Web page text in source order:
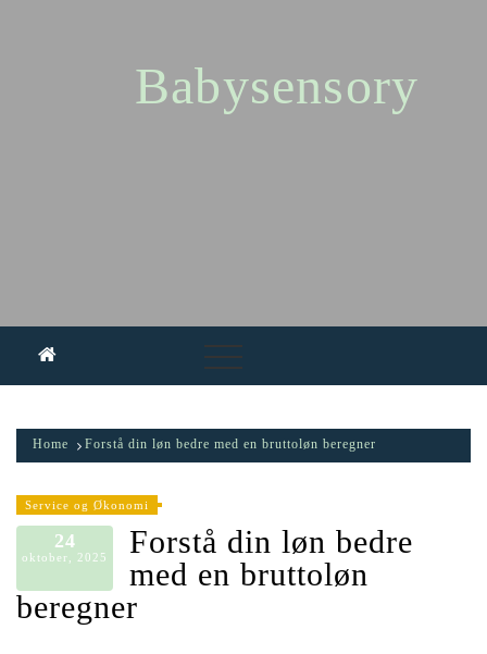
Babysensory
Home Forstå din løn bedre med en bruttoløn beregner
Service og Økonomi
24
oktober, 2025
Forstå din løn bedre
med en bruttoløn
beregner